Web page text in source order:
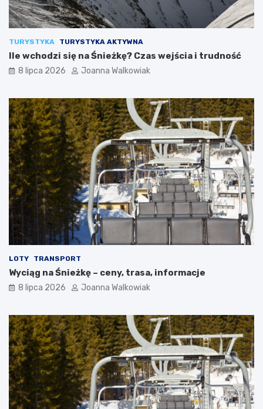
TURYSTYKA TURYSTYKA AKTYWNA
Ile wchodzi się na Śnieżkę? Czas wejścia i trudność
8 lipca 2026 Joanna Walkowiak
LOTY TRANSPORT
Wyciąg na Śnieżkę – ceny, trasa, informacje
8 lipca 2026 Joanna Walkowiak